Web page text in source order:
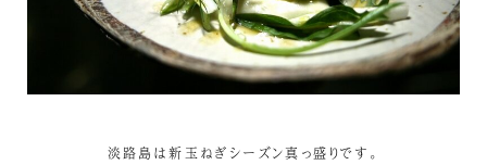
淡路島は新玉ねぎシーズン真っ盛りです。